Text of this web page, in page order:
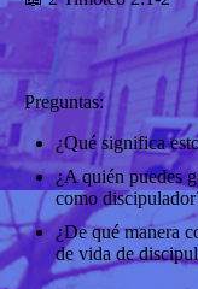
Preguntas:
¿Qué significa
¿A quién puedes
como
¿De qué manera
de vida de